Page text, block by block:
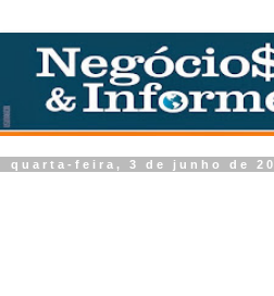
quarta-feira, 3 de junho de